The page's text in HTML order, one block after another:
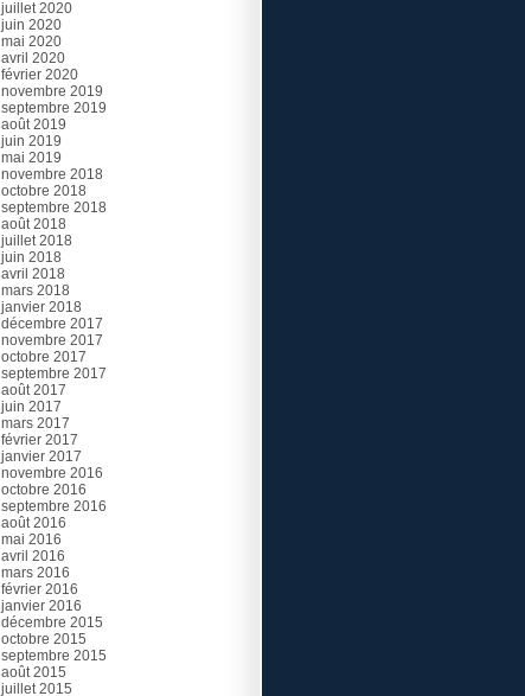
juillet 2020
juin 2020
mai 2020
avril 2020
février 2020
novembre 2019
septembre 2019
août 2019
juin 2019
mai 2019
novembre 2018
octobre 2018
septembre 2018
août 2018
juillet 2018
juin 2018
avril 2018
mars 2018
janvier 2018
décembre 2017
novembre 2017
octobre 2017
septembre 2017
août 2017
juin 2017
mars 2017
février 2017
janvier 2017
novembre 2016
octobre 2016
septembre 2016
août 2016
mai 2016
avril 2016
mars 2016
février 2016
janvier 2016
décembre 2015
octobre 2015
septembre 2015
août 2015
juillet 2015